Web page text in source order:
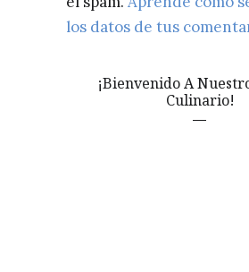
los datos de tus
¡Bienvenido A
Culinario!